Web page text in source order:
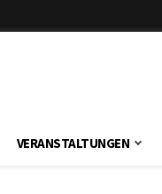
VERANSTALTUNGEN